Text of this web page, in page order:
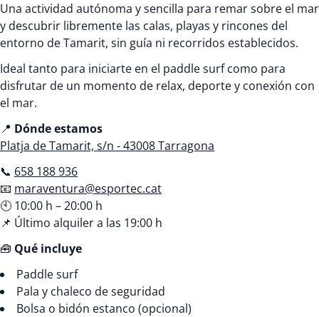
Una actividad autónoma y sencilla para remar sobre el mar
y descubrir libremente las calas, playas y rincones del
entorno de Tamarit, sin guía ni recorridos establecidos.
Ideal tanto para iniciarte en el paddle surf como para
disfrutar de un momento de relax, deporte y conexión con
el mar.
📍 Dónde estamos
Platja de Tamarit, s/n - 43008 Tarragona
📞 658 188 936
📧 maraventura@esportec.cat
🕙 10:00 h – 20:00 h
📌 Último alquiler a las 19:00 h
🧰 Qué incluye
Paddle surf
Pala y chaleco de seguridad
Bolsa o bidón estanco (opcional)